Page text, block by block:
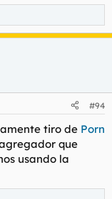
#94
tiro de Porn
que
usando la